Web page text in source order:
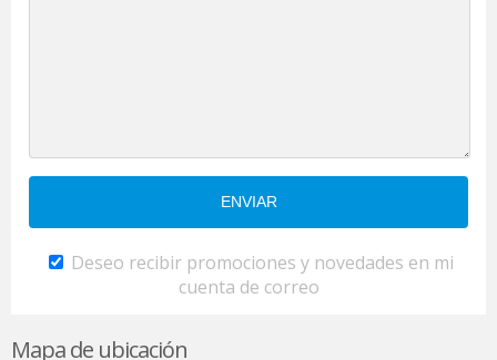
Deseo recibir promociones y novedades en mi
cuenta de correo
Mapa de ubicación